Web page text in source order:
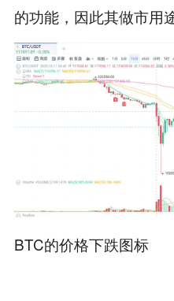
的功能，因此其做市用
BTC的价格下跌图标